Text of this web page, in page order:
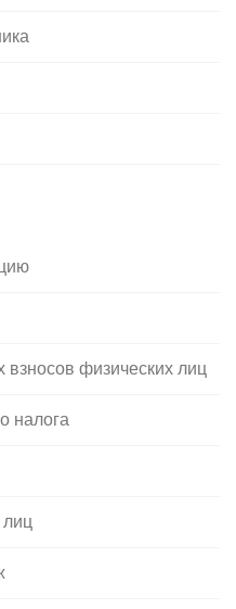
взносов физических лиц
налога
лиц